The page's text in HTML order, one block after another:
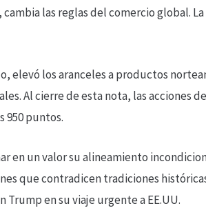
las reglas del comercio global. La
elevó los aranceles a productos
Al cierre de esta nota, las acciones
950 puntos.
un valor su alineamiento
que contradicen tradiciones
en su viaje urgente a EE.UU.